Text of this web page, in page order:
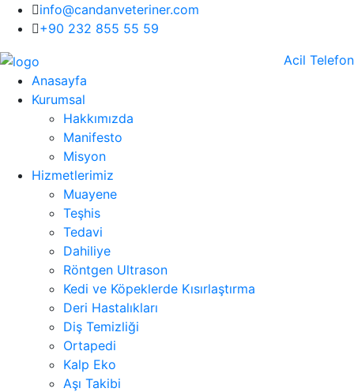
info@candanveteriner.com
+90 232 855 55 59
Anasayfa
Kurumsal
Hakkımızda
Manifesto
Misyon
Hizmetlerimiz
Muayene
Teşhis
Tedavi
Dahiliye
Röntgen Ultrason
Kedi ve Köpeklerde Kısırlaştırma
Deri Hastalıkları
Diş Temizliği
Ortapedi
Kalp Eko
Aşı Takibi
Acil Telefon